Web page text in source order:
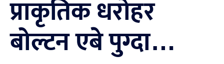
प्राकृतिक धरोहर
बोल्टन एबे पुग्दा…